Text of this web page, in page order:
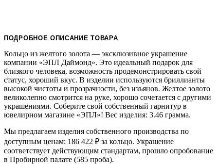
ПОДРОБНОЕ ОПИСАНИЕ ТОВАРА
Кольцо из желтого золота — эксклюзивное украшение
компании «ЭПЛ Даймонд». Это идеальный подарок для
близкого человека, возможность продемонстрировать свой
статус, хороший вкус. В изделии используются бриллианты
высокой чистоты и прозрачности, без изъянов. Желтое золото
великолепно смотрится на руке, хорошо сочетается с другими
украшениями. Соберите свой собственный гарнитур в
ювелирном магазине «ЭПЛ»! Вес изделия: 3.46 грамма.
Мы предлагаем изделия собственного производства по
доступным ценам: 186 422 ₽ за кольцо. Украшение
соответствует действующим стандартам, прошло опробование
в Пробирной палате (585 проба).